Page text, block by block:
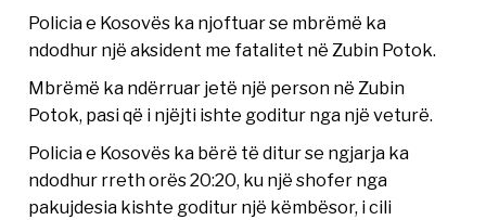
Policia e Kosovës ka njoftuar se mbrëmë ka
ndodhur një aksident me fatalitet në Zubin Potok.
Mbrëmë ka ndërruar jetë një person në Zubin
Potok, pasi që i njëjti ishte goditur nga një veturë.
Policia e Kosovës ka bërë të ditur se ngjarja ka
ndodhur rreth orës 20:20, ku një shofer nga
pakujdesia kishte goditur një këmbësor, i cili